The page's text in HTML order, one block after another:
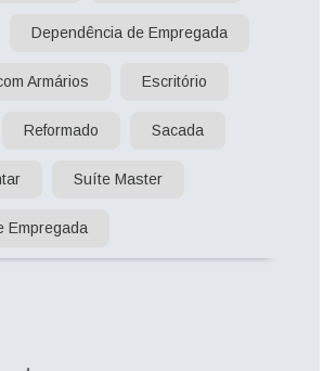
Dependência de Empregada
Armários Escritório
Reformado Sacada
Suíte Master
Empregada